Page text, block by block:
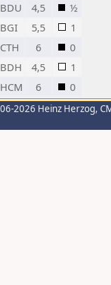
BDU 4,5
½
BGI 5,5
1
CTH 6
0
BDH 4,5
1
HCM 6 0
2026 Heinz Herzog,